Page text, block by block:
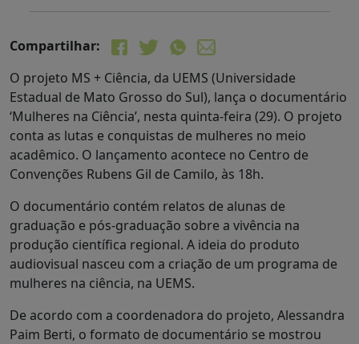
Compartilhar:
O projeto MS + Ciência, da UEMS (Universidade
Estadual de Mato Grosso do Sul), lança o documentário
‘Mulheres na Ciência’, nesta quinta-feira (29). O projeto
conta as lutas e conquistas de mulheres no meio
acadêmico. O lançamento acontece no Centro de
Convenções Rubens Gil de Camilo, às 18h.
O documentário contém relatos de alunas de
graduação e pós-graduação sobre a vivência na
produção científica regional. A ideia do produto
audiovisual nasceu com a criação de um programa de
mulheres na ciência, na UEMS.
De acordo com a coordenadora do projeto, Alessandra
Paim Berti, o formato de documentário se mostrou